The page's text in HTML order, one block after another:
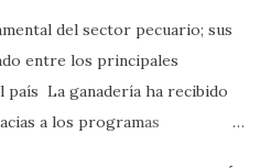
del sector pecuario; sus
entre los principales
país La ganadería ha recibido
a los programas